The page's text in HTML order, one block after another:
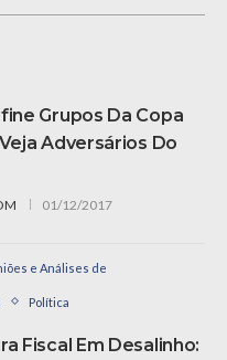
Grupos Da Copa
Adversários Do
01/12/2017
e Análises de
Política
Fiscal Em Desalinho: